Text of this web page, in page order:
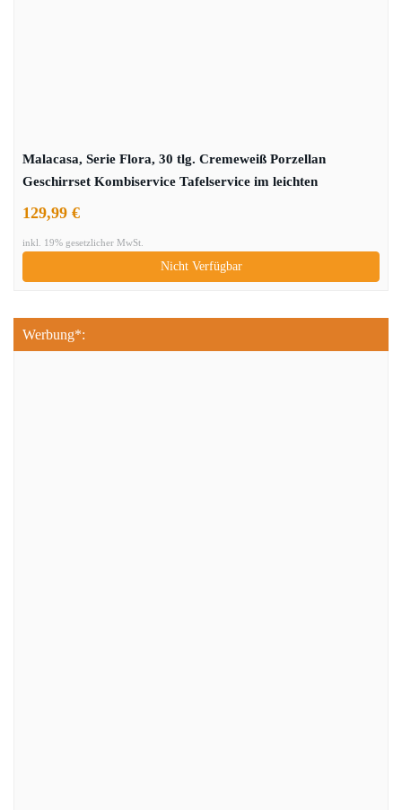
Malacasa, Serie Flora, 30 tlg. Cremeweiß Porzellan
Geschirrset Kombiservice Tafelservice im leichten
Dessertteller, 6 Suppenteller und 6 Flachteller
129,99 €
inkl. 19% gesetzlicher MwSt.
Nicht Verfügbar
Werbung*: